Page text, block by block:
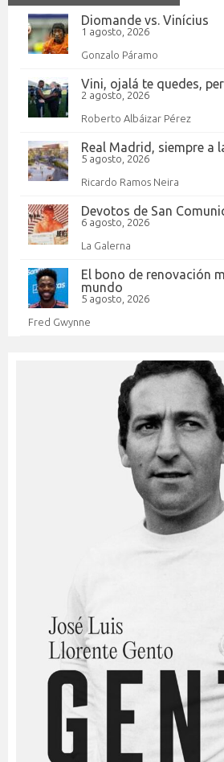
Diomande vs. Vinícius
1 agosto, 2026
Gonzalo Páramo
Vini, ojalá te quedes,
2 agosto, 2026
Roberto Albáizar Pérez
Real Madrid, siempre a
5 agosto, 2026
Ricardo Ramos Neira
Devotos de San
6 agosto, 2026
La Galerna
El bono de renovación
mundo
5 agosto, 2026
Fred Gwynne